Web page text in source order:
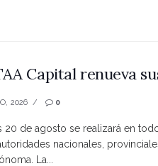
Capital renueva
2026 0
20 de agosto se realizará en
nacionales,
La...